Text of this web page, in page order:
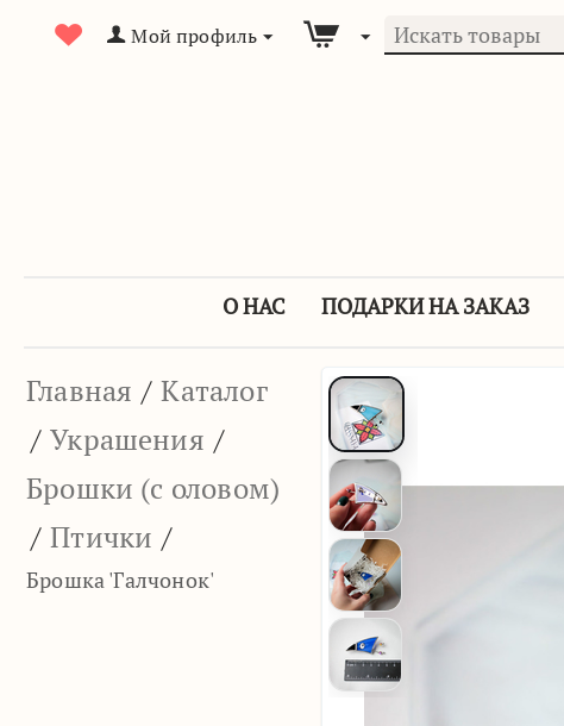
Мой профиль
О НАС ПОДАРКИ НА ЗАКАЗ
Главная / Каталог
/ Украшения /
Брошки (с оловом)
/ Птички /
Брошка 'Галчонок'